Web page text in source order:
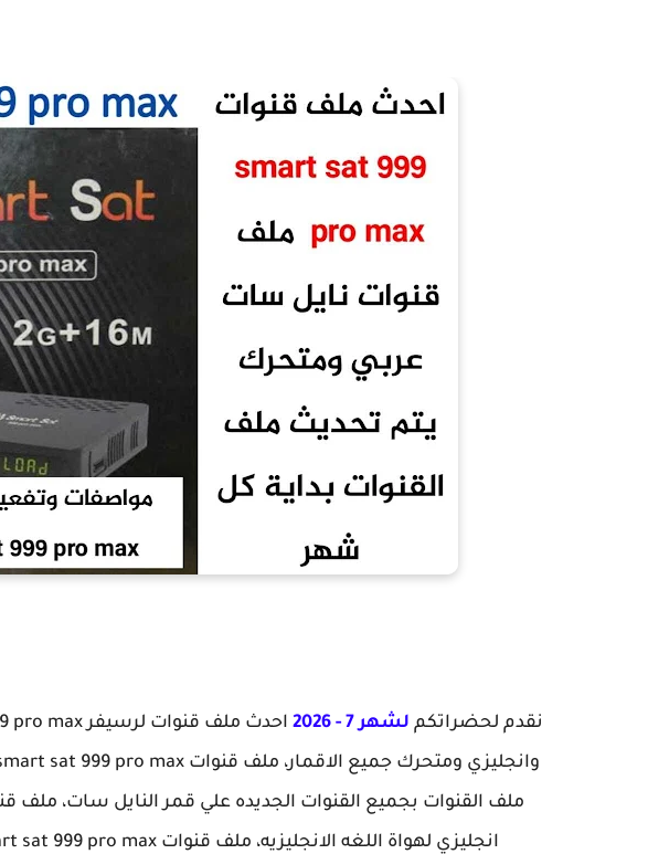
نقدم لحضراتكم لشهر 7 - 2026
انجليزي لهواة اللغه الانجليزيه، ملف قنوات smart sat 999 pro max متحرك جميع الاقمار الصناعيه،